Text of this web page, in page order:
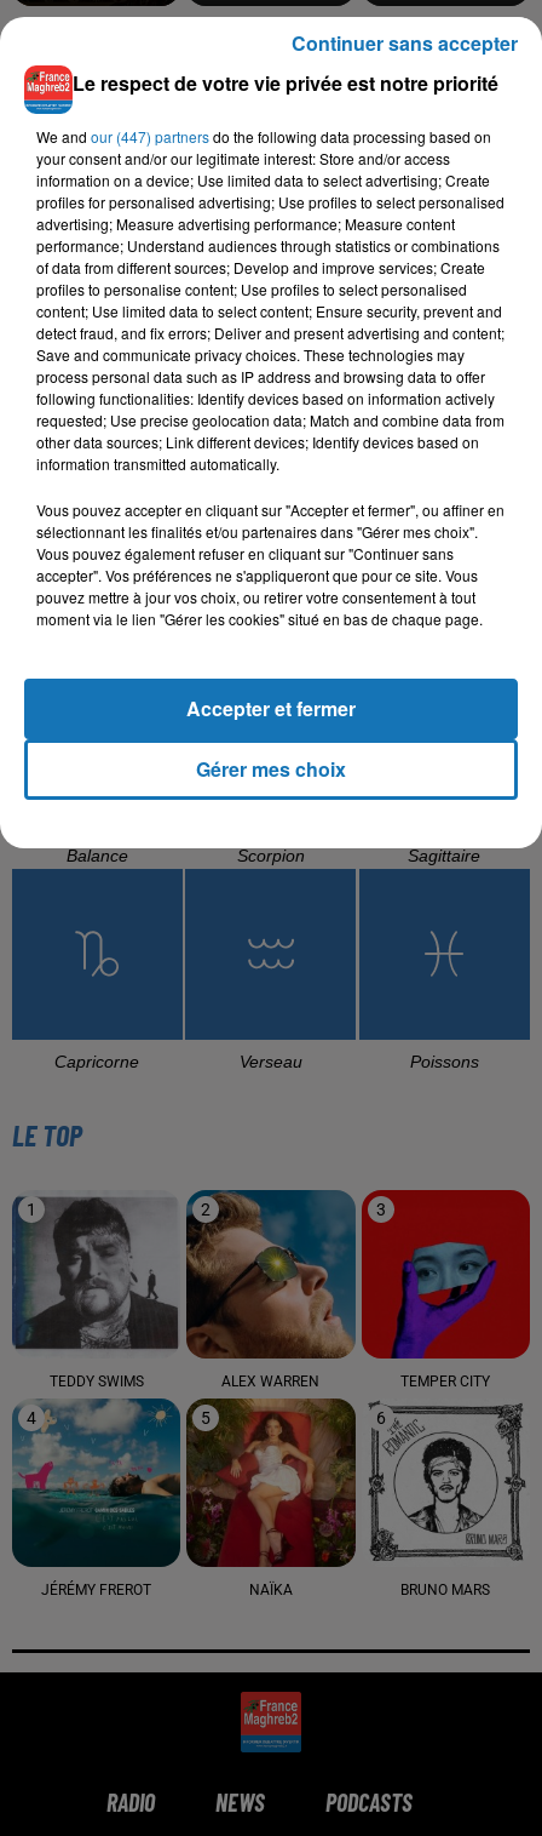
Nouveau Monde
MOOSIVE
Ya Galbi Barkek
L'HOROSCOPE
Bélier Taureau Gémeaux
Balance Scorpion Sagittaire
Capricorne Verseau Poissons
LE TOP
1
TEDDY SWIMS
2
ALEX WARREN
3
TEMPER CITY
4
JÉRÉMY FREROT
5
NAÏKA
6
BRUNO MARS
RADIO NEWS PODCASTS
Le respect de votre vie privée est notre priorité
We and our (447) partnersdo the following data processing based on
your consent and/or our legitimate interest: Store and/or access
information on a device; Use limited data to select advertising; Create
profiles for personalised advertising; Use profiles to select personalised
advertising; Measure advertising performance; Measure content
performance; Understand audiences through statistics or combinations
of data from different sources; Develop and improve services; Create
profiles to personalise content; Use profiles to select personalised
content; Use limited data to select content; Ensure security, prevent and
detect fraud, and fix errors; Deliver and present advertising and content;
Save and communicate privacy choices. These technologies may
process personal data such as IP address and browsing data to offer
following functionalities: Identify devices based on information actively
requested; Use precise geolocation data; Match and combine data from
other data sources; Link different devices; Identify devices based on
information transmitted automatically.
Vous pouvez accepter en cliquant sur "Accepter et fermer", ou affiner en
sélectionnant les finalités et/ou partenaires dans "Gérer mes choix".
Vous pouvez également refuser en cliquant sur "Continuer sans
accepter". Vos préférences ne s'appliqueront que pour ce site. Vous
pouvez mettre à jour vos choix, ou retirer votre consentement à tout
moment via le lien "Gérer les cookies" situé en bas de chaque page.
Gérer mes choix
Accepter et fermer
Continuer sans accepter